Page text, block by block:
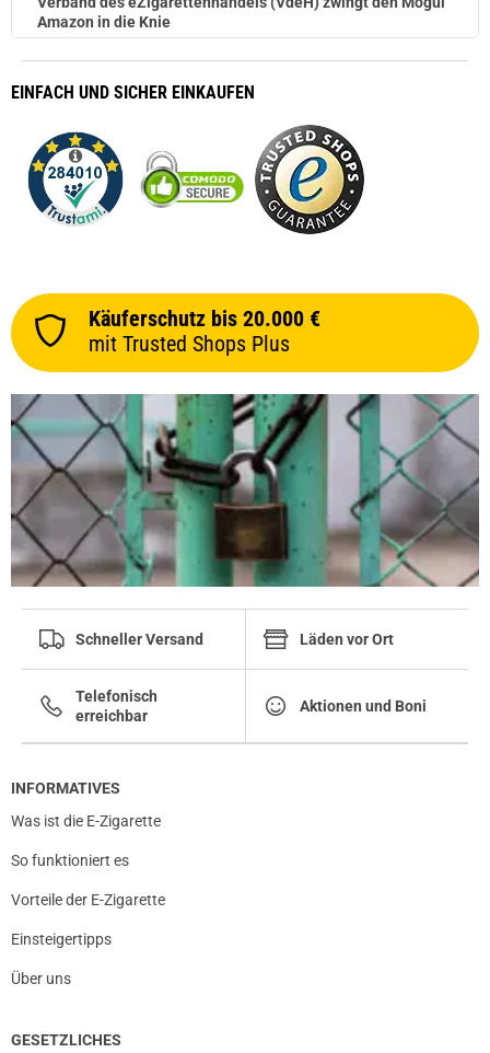
Amazon in die Knie
EINFACH UND SICHER EINKAUFEN
Käuferschutz bis 20.000 €
mit Trusted Shops Plus
Schneller Versand Läden vor Ort
Telefonisch
erreichbar
Aktionen und Boni
INFORMATIVES
Was ist die E-Zigarette
So funktioniert es
Vorteile der E-Zigarette
Einsteigertipps
Über uns
GESETZLICHES